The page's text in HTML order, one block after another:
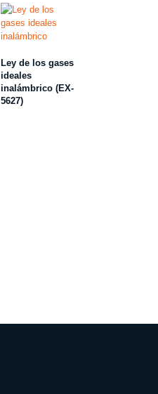
Ley de los gases
ideales
inalámbrico (EX-
5627)